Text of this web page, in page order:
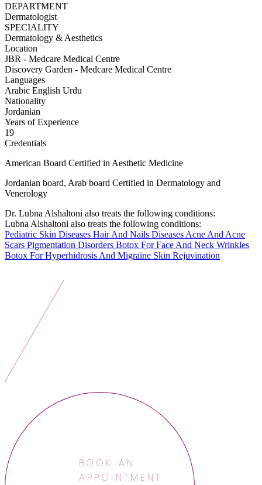
DEPARTMENT
Dermatologist
SPECIALITY
Dermatology & Aesthetics
Location
JBR - Medcare Medical Centre
Discovery Garden - Medcare Medical Centre
Languages
Arabic English Urdu
Nationality
Jordanian
Years of Experience
19
Credentials
American Board Certified in Aesthetic Medicine
Jordanian board, Arab board Certified in Dermatology and
Venerology
Dr. Lubna Alshaltoni also treats the following conditions:
Lubna Alshaltoni also treats the following conditions:
Pediatric Skin Diseases Hair And Nails Diseases Acne And Acne
Scars Pigmentation Disorders Botox For Face And Neck Wrinkles
Botox For Hyperhidrosis And Migraine Skin Rejuvination
BOOK AN
APPOINTMENT